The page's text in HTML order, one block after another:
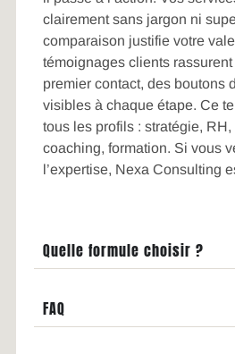
clairement sans jargon ni
comparaison justifie votre
témoignages clients
premier contact, des boutons
visibles à chaque étape. Ce
tous les profils : stratégie,
coaching, formation. Si vous
l’expertise, Nexa Consulting
Quelle formule choisir ?
FAQ